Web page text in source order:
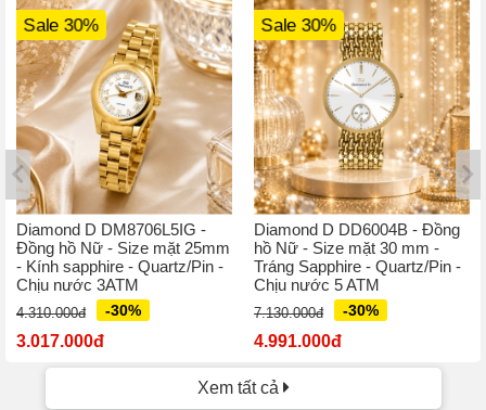
Sale 30%
Diamond D DM8706L5IG -
Đồng hồ Nữ - Size mặt 25mm
- Kính sapphire - Quartz/Pin -
Chịu nước 3ATM
4.310.000đ -30%
3.017.000đ
Sale 30%
Diamond D DD6004B - Đồng
hồ Nữ - Size mặt 30 mm -
Tráng Sapphire - Quartz/Pin -
Chịu nước 5 ATM
7.130.000đ -30%
4.991.000đ
Xem tất cả